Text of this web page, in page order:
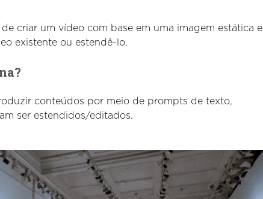
criar um vídeo com base em uma imagem estática e
existente ou estendê-lo.
conteúdos por meio de prompts de texto,
ser estendidos/editados.